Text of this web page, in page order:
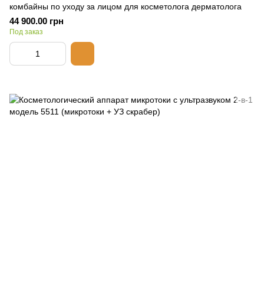
комбайны по уходу за лицом для косметолога дерматолога
44 900.00 грн
Под заказ